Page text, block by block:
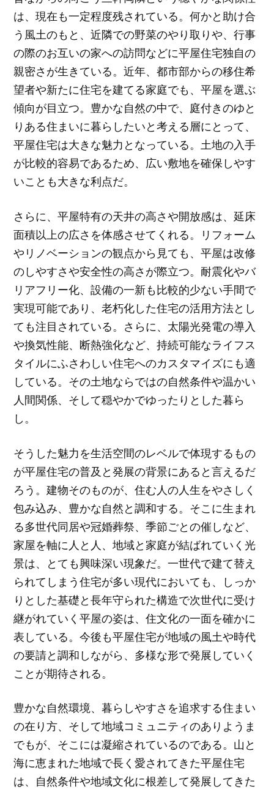
は、現在も一定程度残されている。何かと助け合
う風土のもと、近隣での野菜のやり取りや、行事
の際のお互いの家への訪問などに平屋住宅独自の
親密さが生きている。近年、都市部からの移住希
望者や新たに住宅を建てる家庭でも、平屋を選ぶ
傾向が目立つ。豊かな自然の中で、庭付きのゆと
りある住まいに暮らしたいと考える層にとって、
平屋住宅は大きな魅力となっている。土地の入手
が比較的容易であるため、広い敷地を確保しやす
いことも大きな利点だ。
さらに、平屋特有の天井の高さや開放感は、延床
面積以上の広さを体感させてくれる。リフォーム
やリノベーションの観点から見ても、平屋は改修
のしやすさや安全性の高さが際立つ。耐震化やバ
リアフリー化、設備の一新も比較的少ない手間で
実現可能であり、老朽化した住宅の活用方法とし
ても注目されている。さらに、太陽光発電の導入
や換気性能、断熱強化など、持続可能なライフス
タイルにふさわしい住宅へのカスタマイズにも適
している。その土地ならではの自然条件や温かい
人間関係、そして穏やかでゆったりとした暮ら
し。
そうした魅力を生活空間のレベルで体現するもの
が平屋住宅の普及と発展の背景にあると言えるだ
ろう。建物そのものが、住む人の人生をやさしく
包み込み、豊かな自然と調和する。そこに生まれ
る多世代同居や冠婚葬祭、季節ごとの催しなど、
家屋を軸に人と人、地域と家庭が結ばれていく光
景は、とても興味深い現象だ。一世代で建て替え
られてしまう住宅が多い現代においても、しっか
りとした基礎と長年守られた構造で次世代に受け
継がれていく平屋の姿は、住文化の一面を確かに
表している。今後も平屋住宅が地域の風土や時代
の要請と調和しながら、多様な形で発展していく
ことが期待される。
豊かな自然環境、暮らしやすさを追求する住まい
の在り方、そして地域コミュニティのありようま
でもが、そこには凝縮されているのである。山と
海に恵まれた地域で長く愛されてきた平屋住宅
は、自然条件や地域文化に根差して発展してきた